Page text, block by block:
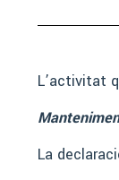
L’activitat
La